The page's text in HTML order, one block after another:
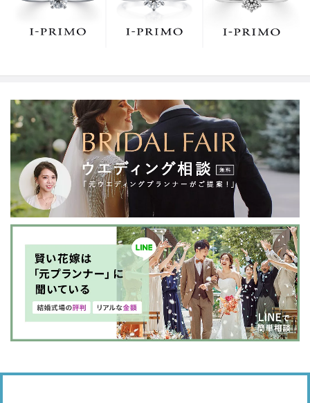
緒に。まずは、アイプリモへ。